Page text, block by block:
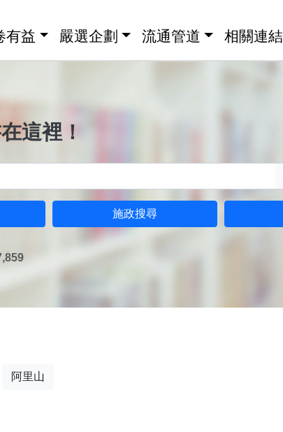
有益 嚴選企劃 流通管道 相關連結
這裡！
施政搜尋
阿里山